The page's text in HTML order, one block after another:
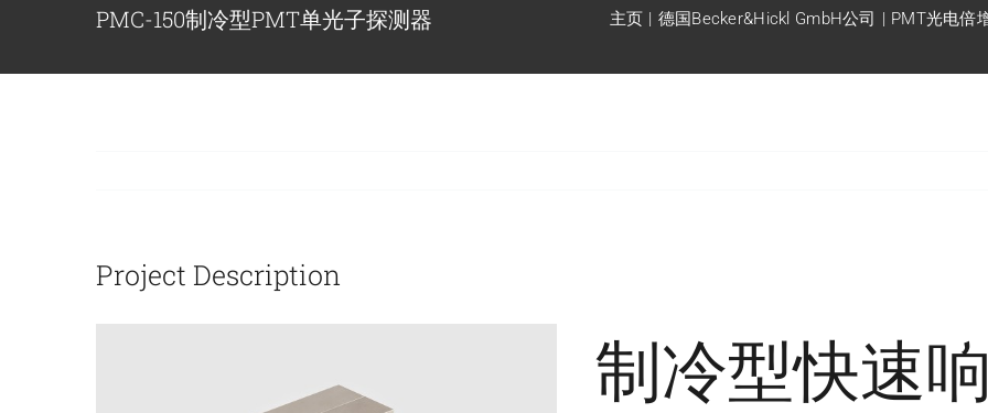
PMC-150制冷型PMT单光子探测器 主页 德国Becker&Hickl GmbH公司 PMT光电倍
Project Description
制冷型快速响